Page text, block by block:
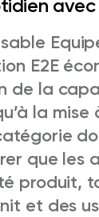
avec
E2E
de la
la
que
produit,
et des